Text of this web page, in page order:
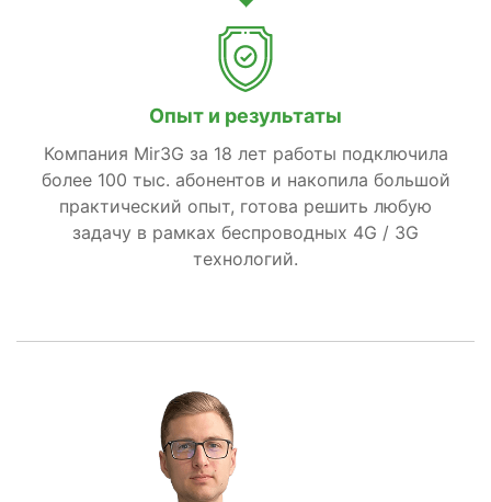
Опыт и результаты
Компания Mir3G за 18 лет работы подключила
более 100 тыс. абонентов и накопила большой
практический опыт, готова решить любую
задачу в рамках беспроводных 4G / 3G
технологий.